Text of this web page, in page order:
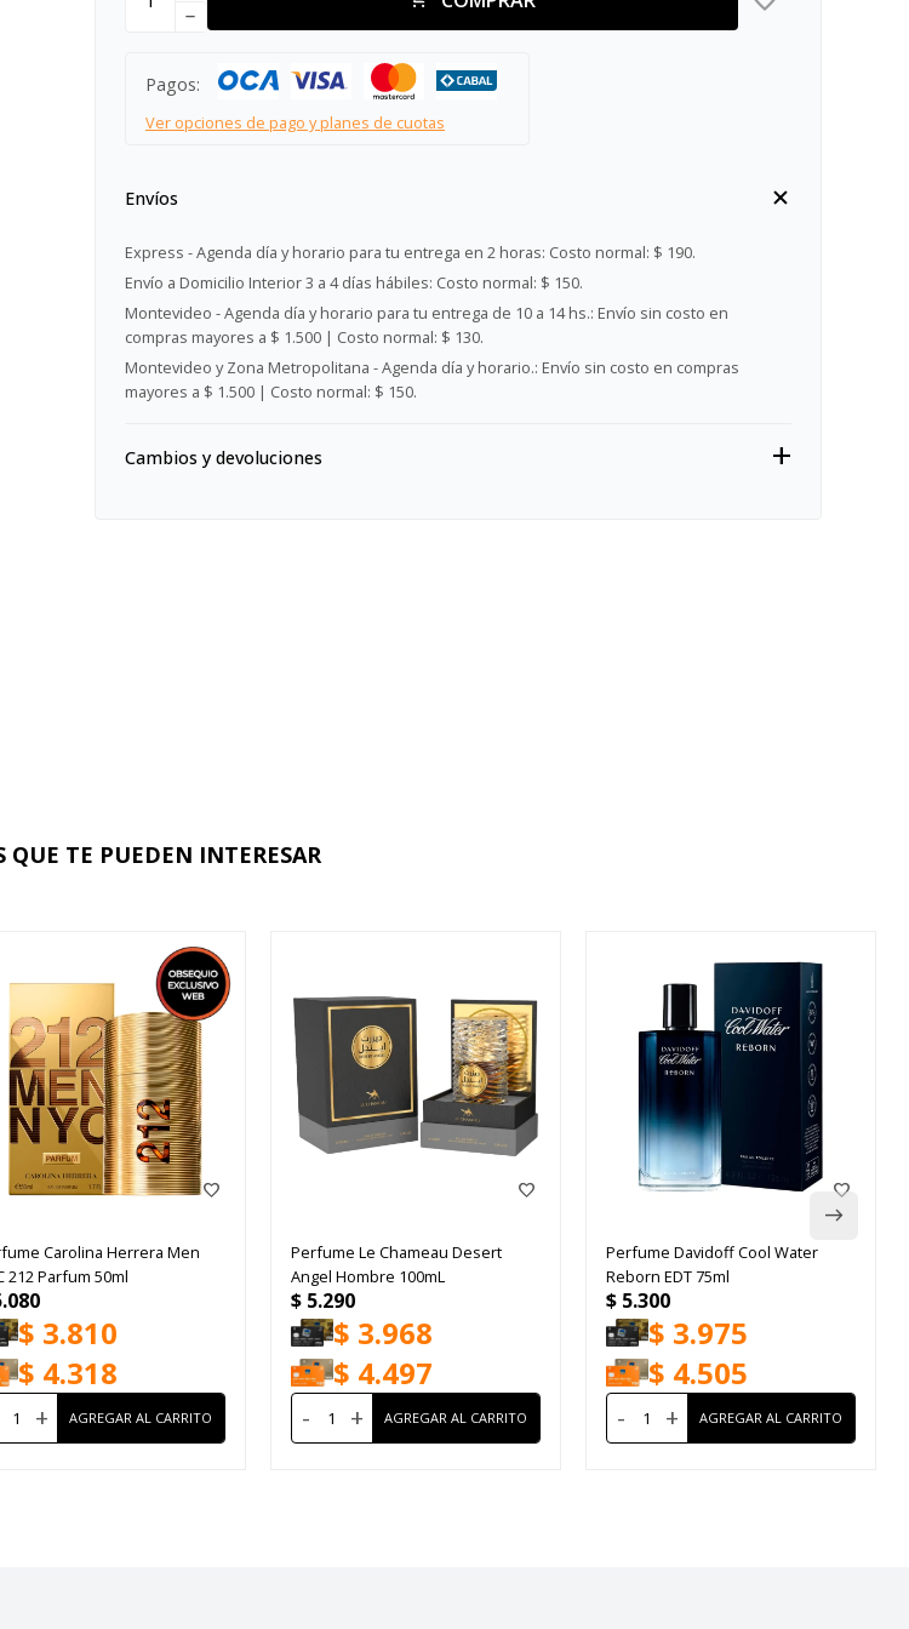
remove
Pagos:
Ver opciones de pago y planes de cuotas
Envíos
Express - Agenda día y horario para tu entrega en 2 horas: Costo normal: $ 190.
Envío a Domicilio Interior 3 a 4 días hábiles: Costo normal: $ 150.
Montevideo - Agenda día y horario para tu entrega de 10 a 14 hs.: Envío sin costo en
compras mayores a $ 1.500 | Costo normal: $ 130.
Montevideo y Zona Metropolitana - Agenda día y horario.: Envío sin costo en compras
mayores a $ 1.500 | Costo normal: $ 150.
Cambios y devoluciones
QUE TE PUEDEN INTERESAR
Carolina Herrera Men
212 Parfum 50ml
$ 3.810
$ 4.318
+
Perfume Le Chameau Desert
Angel Hombre 100mL
$ 5.290
$ 3.968
$ 4.497
- +
Perfume Davidoff Cool Water
Reborn EDT 75ml
$ 5.300
$ 3.975
$ 4.505
- +